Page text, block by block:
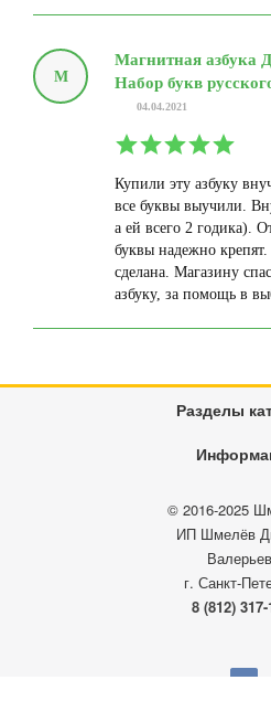
М
Магнитная азбука
Набор букв
04.04.2021
Купили эту азбуку
все буквы выучили.
а ей всего 2 годика).
буквы надежно
сделана. Магазину
азбуку, за помощь в
Разделы
© 2016-2025
ИП Шмелёв
г. Санкт-
8 (812) 317-